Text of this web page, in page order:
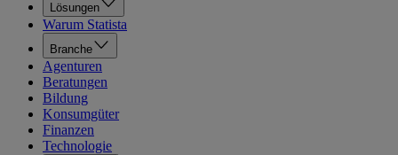
Lösungen
Warum Statista
Branche
Agenturen
Beratungen
Bildung
Konsumgüter
Finanzen
Technologie